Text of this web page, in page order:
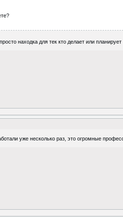
находка для тек кто делает или
уже несколько раз, это огромные